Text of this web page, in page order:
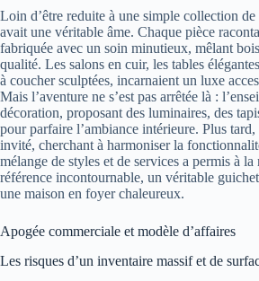
Loin d’être reduite à une simple collection
avait une véritable âme. Chaque pièce
fabriquée avec un soin minutieux, mêlant
qualité. Les salons en cuir, les tables
à coucher sculptées, incarnaient un luxe
Mais l’aventure ne s’est pas arrêtée là :
décoration, proposant des luminaires, des
pour parfaire l’ambiance intérieure. Plus tard,
invité, cherchant à harmoniser la
mélange de styles et de services a permis à
référence incontournable, un véritable
une maison en foyer chaleureux.
Apogée commerciale et modèle d’affaires
Les risques d’un inventaire massif et de